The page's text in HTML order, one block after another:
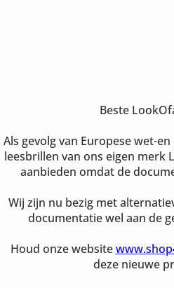
Beste
Als gevolg van Europese wet-
leesbrillen van ons eigen merk
aanbieden omdat de
Wij zijn nu bezig met
documentatie wel aan de
Houd onze website
deze nieuwe